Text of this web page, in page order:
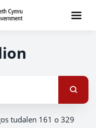
tudalen 161 o 329